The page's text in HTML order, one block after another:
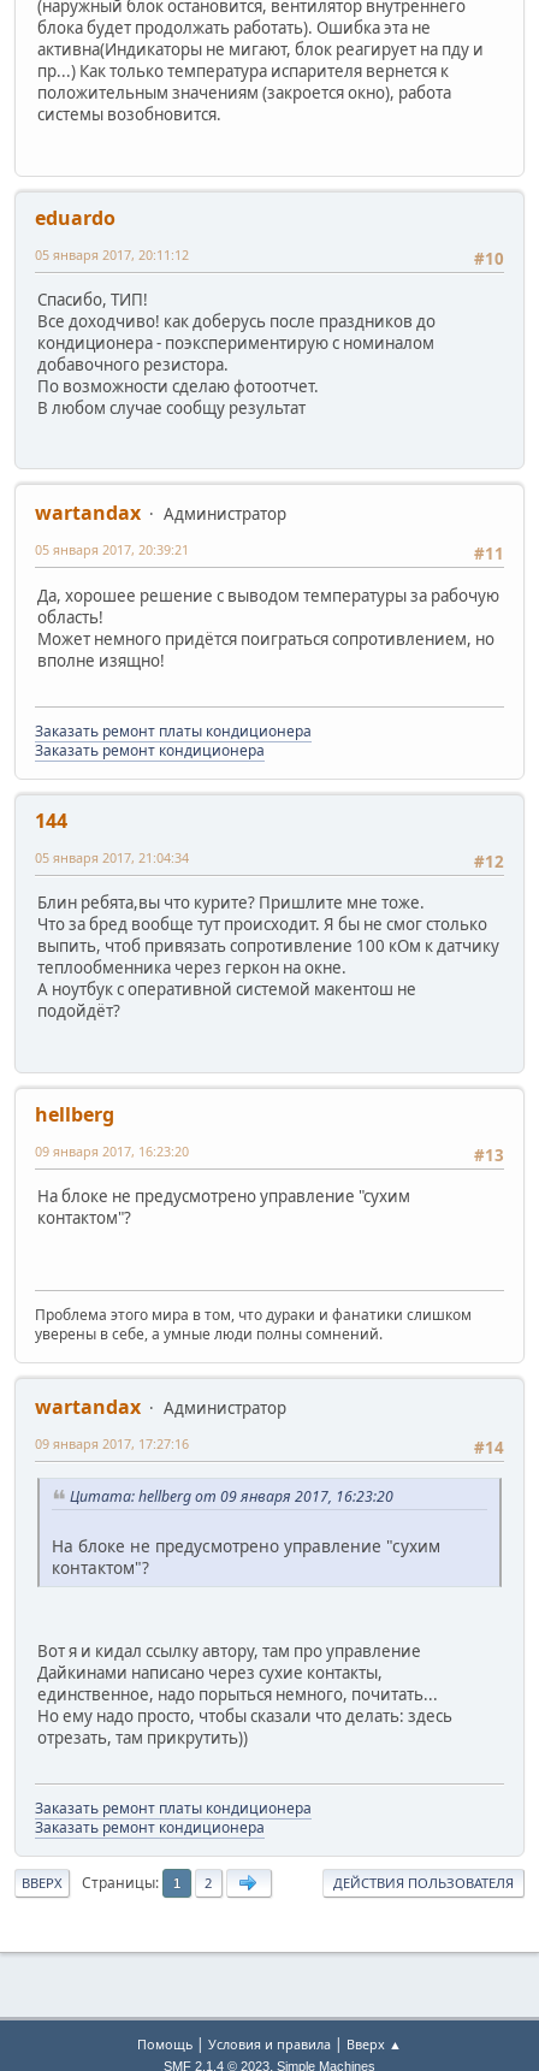
(наружный блок остановится, вентилятор внутреннего
блока будет продолжать работать). Ошибка эта не
активна(Индикаторы не мигают, блок реагирует на пду и
пр...) Как только температура испарителя вернется к
положительным значениям (закроется окно), работа
системы возобновится.
eduardo
#10
05 января 2017, 20:11:12
Спасибо, ТИП!
Все доходчиво! как доберусь после праздников до
кондиционера - поэкспериментирую с номиналом
добавочного резистора.
По возможности сделаю фотоотчет.
В любом случае сообщу результат
wartandax
Администратор
#11
05 января 2017, 20:39:21
Да, хорошее решение с выводом температуры за рабочую
область!
Может немного придётся поиграться сопротивлением, но
вполне изящно!
Заказать ремонт платы кондиционера
Заказать ремонт кондиционера
144
#12
05 января 2017, 21:04:34
Блин ребята,вы что курите? Пришлите мне тоже.
Что за бред вообще тут происходит. Я бы не смог столько
выпить, чтоб привязать сопротивление 100 кОм к датчику
теплообменника через геркон на окне.
А ноутбук с оперативной системой макентош не
подойдёт?
hellberg
#13
09 января 2017, 16:23:20
На блоке не предусмотрено управление "сухим
контактом"?
Проблема этого мира в том, что дураки и фанатики слишком
уверены в себе, а умные люди полны сомнений.
wartandax
Администратор
#14
09 января 2017, 17:27:16
Цитата: hellberg от 09 января 2017, 16:23:20
На блоке не предусмотрено управление "сухим
контактом"?
Вот я и кидал ссылку автору, там про управление
Дайкинами написано через сухие контакты,
единственное, надо порыться немного, почитать...
Но ему надо просто, чтобы сказали что делать: здесь
отрезать, там прикрутить))
Заказать ремонт платы кондиционера
Заказать ремонт кондиционера
ВВЕРХ Страницы 1 2 ДЕЙСТВИЯ ПОЛЬЗОВАТЕЛЯ
Помощь | Условия и правила | Вверх ▲
SMF 2.1.4 © 2023, Simple Machines